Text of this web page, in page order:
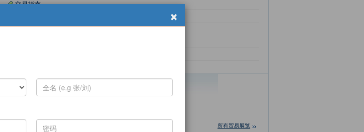
×
交易指南
贸易展览
18th Solar Pv & Energy S...
所有贸易展览